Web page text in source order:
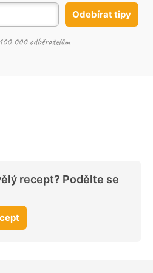
Odebírat tipy
recept? Podělte se